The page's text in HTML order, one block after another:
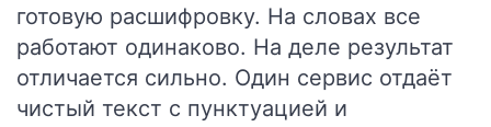
готовую расшифровку. На словах все
работают одинаково. На деле результат
отличается сильно. Один сервис отдаёт
чистый текст с пунктуацией и